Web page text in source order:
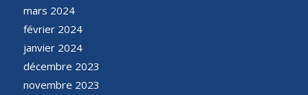
mars 2024
février 2024
janvier 2024
décembre 2023
novembre 2023